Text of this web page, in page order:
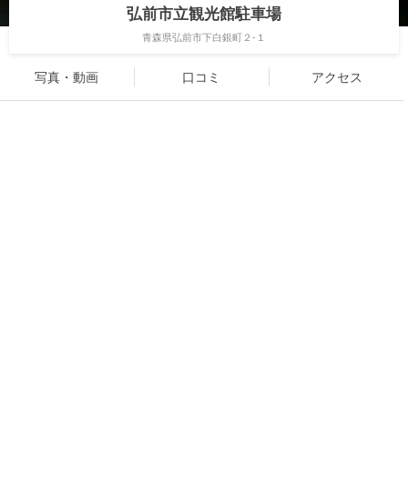
弘前市立観光館駐車場
青森県弘前市下白銀町２-１
写真・動画 口コミ アクセス